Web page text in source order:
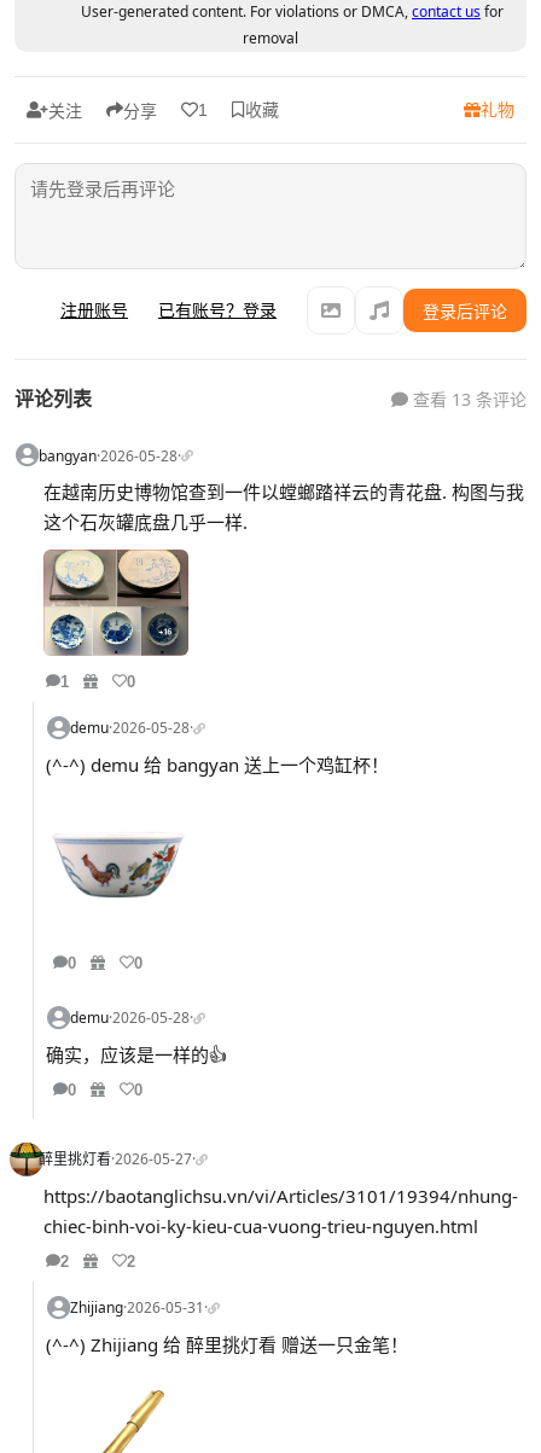
User-generated content. For violations or DMCA,contact usfor
removal
关注 分享 1 收藏 礼物
注册账号 已有账号？登录 登录后评论
评论列表 查看 13 条评论
bangyan·2026-05-28·
在越南历史博物馆查到一件以螳螂踏祥云的青花盘. 构图与我
这个石灰罐底盘几乎一样.
1 0
demu·2026-05-28·
(^-^) demu 给 bangyan 送上一个鸡缸杯！
0 0
demu·2026-05-28·
确实，应该是一样的👍
0 0
醉里挑灯看·2026-05-27·
https://baotanglichsu.vn/vi/Articles/3101/19394/nhung-
chiec-binh-voi-ky-kieu-cua-vuong-trieu-nguyen.html
2 2
Zhijiang·2026-05-31·
(^-^) Zhijiang 给 醉里挑灯看 赠送一只金笔！